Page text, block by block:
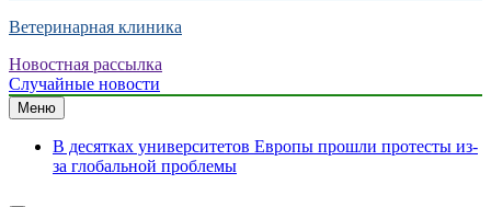
Ветеринарная клиника
Новостная рассылка
Случайные новости
Меню
В десятках университетов Европы прошли протесты из-
за глобальной проблемы